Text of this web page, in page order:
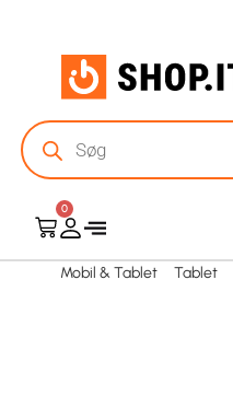
0
Mobil & Tablet Tablet